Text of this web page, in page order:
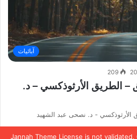
Jannah Theme License is not
آبائيات
209
– الطريق الأرثوذكسي – د.
الأرثوذكسي - د. نصحى عبد الشهيد